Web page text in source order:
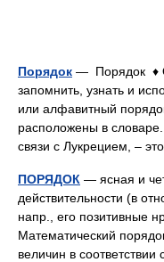
Порядок — Порядок ♦
запомнить, узнать и
или алфавитный
расположены в
связи с Лукрецием, –
ПОРЯДОК — ясная и
действительности (в
напр., его позитивные
Математический
величин в